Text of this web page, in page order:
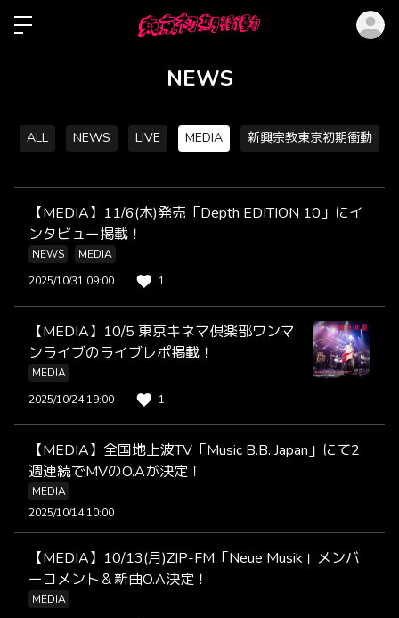
NEWS
ALL NEWS LIVE MEDIA 新興宗教東京初期衝動
【MEDIA】11/6(木)発売「Depth EDITION 10」にイ
ンタビュー掲載！
NEWS
MEDIA
2025/10/31 09:00
1
【MEDIA】10/5 東京キネマ倶楽部ワンマ
ンライブのライブレポ掲載！
MEDIA
2025/10/24 19:00
1
【MEDIA】全国地上波TV「Music B.B. Japan」にて2
週連続でMVのO.Aが決定！
MEDIA
2025/10/14 10:00
【MEDIA】10/13(月)ZIP-FM「Neue Musik」メンバ
ーコメント＆新曲O.A決定！
MEDIA